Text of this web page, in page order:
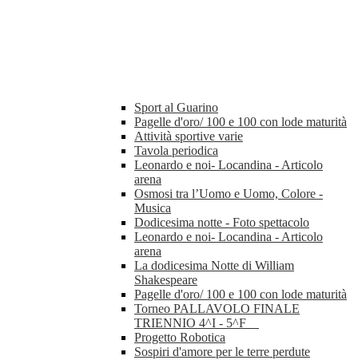
Sport al Guarino
Pagelle d'oro/ 100 e 100 con lode maturità
Attività sportive varie
Tavola periodica
Leonardo e noi- Locandina - Articolo
arena
Osmosi tra l’Uomo e Uomo, Colore -
Musica
Dodicesima notte - Foto spettacolo
Leonardo e noi- Locandina - Articolo
arena
La dodicesima Notte di William
Shakespeare
Pagelle d'oro/ 100 e 100 con lode maturità
Torneo PALLAVOLO FINALE
TRIENNIO 4^I - 5^F
Progetto Robotica
Sospiri d'amore per le terre perdute